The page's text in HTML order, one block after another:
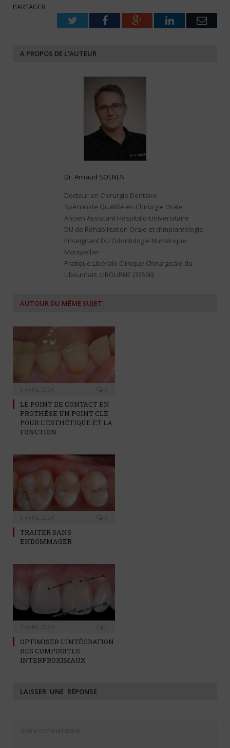
PARTAGER
TwitterFacebookGoogle+LinkedIn
A PROPOS DE L'AUTEUR
Dr. Arnaud SOENEN
Docteur en Chirurgie Dentaire
Spécialiste Qualifié en Chirurgie Orale
Ancien Assistant Hospitalo-Universitaire
DU de Réhabilitation Orale et d’Implantologie
Enseignant DU Odontologie Numérique
Montpellier
Pratique Libérale Clinique Chirurgicale du
Libournais, LIBOURNE (33500)
AUTOUR DU MÊME SUJET
LE POINT DE CONTACT EN
PROTHÈSE UN POINT CLÉ
POUR L’ESTHÉTIQUE ET LA
FONCTION
TRAITER SANS
ENDOMMAGER
OPTIMISER L’INTÉGRATION
DES COMPOSITES
INTERPROXIMAUX
LAISSER UNE RÉPONSE